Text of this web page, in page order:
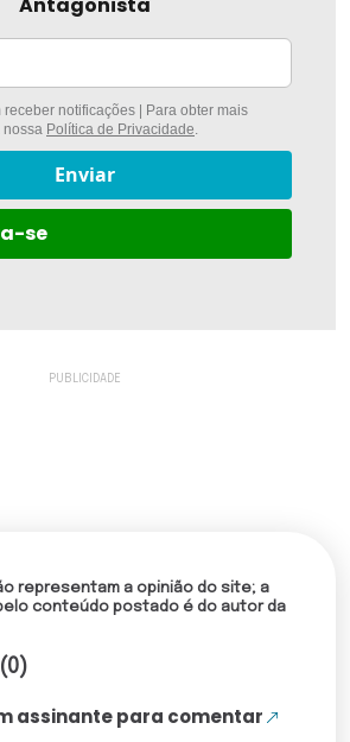
receber notificações | Para obter mais
Política de Privacidade
Enviar
se
representam a opinião do site; a
conteúdo postado é do autor da
assinante para comentar